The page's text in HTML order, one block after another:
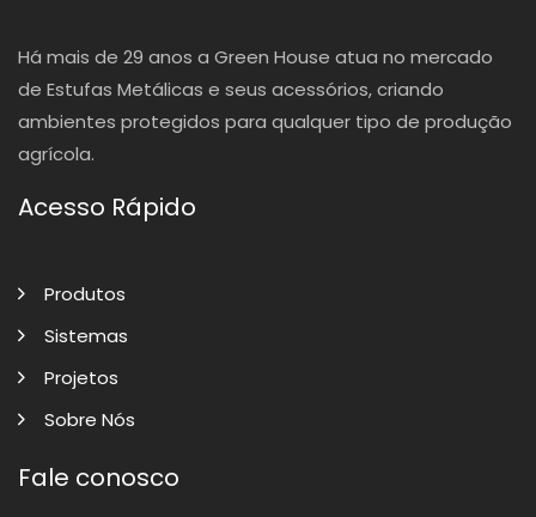
Há mais de 29 anos a Green House atua no mercado
de Estufas Metálicas e seus acessórios, criando
ambientes protegidos para qualquer tipo de produção
agrícola.
Acesso Rápido
Produtos
Sistemas
Projetos
Sobre Nós
Fale conosco